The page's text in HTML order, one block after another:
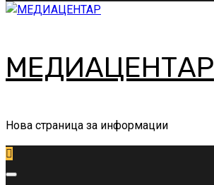
МЕДИАЦЕНТАР
Нова страница за информации
Primary